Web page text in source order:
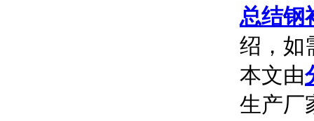
总结钢
绍，如
本文由
生产厂